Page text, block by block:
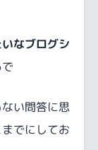
なブログシ
い問答に思
でにしてお